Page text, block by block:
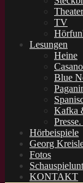
TV
Lesungen
Heine
Blue
Kafka
Hörbeispiele
Georg
Fotos
KONTAKT